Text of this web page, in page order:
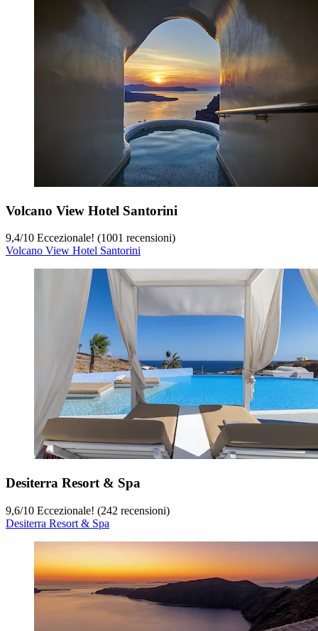
Volcano View Hotel Santorini
9,4/10 Eccezionale! (1001 recensioni)
Volcano View Hotel Santorini
Desiterra Resort & Spa
9,6/10 Eccezionale! (242 recensioni)
Desiterra Resort & Spa